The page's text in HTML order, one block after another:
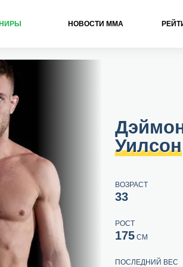
НОВОСТИ ММА
- Теодор
Уилсон
ВОЗРАСТ
33
РОСТ
175СМ
ПОСЛЕДНИЙ ВЕС